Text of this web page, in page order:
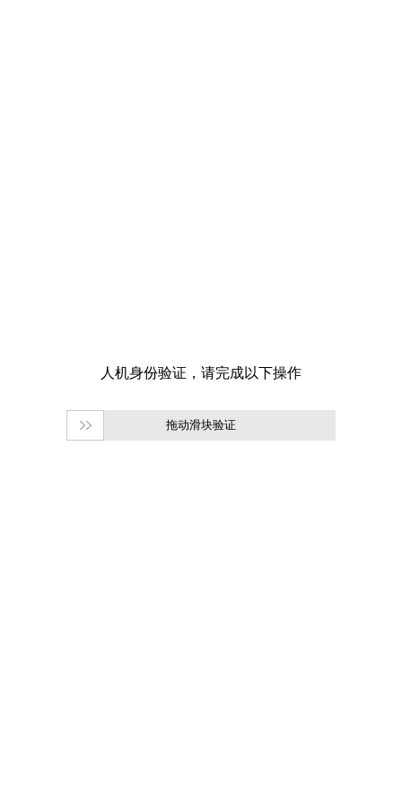
拖动滑块验证